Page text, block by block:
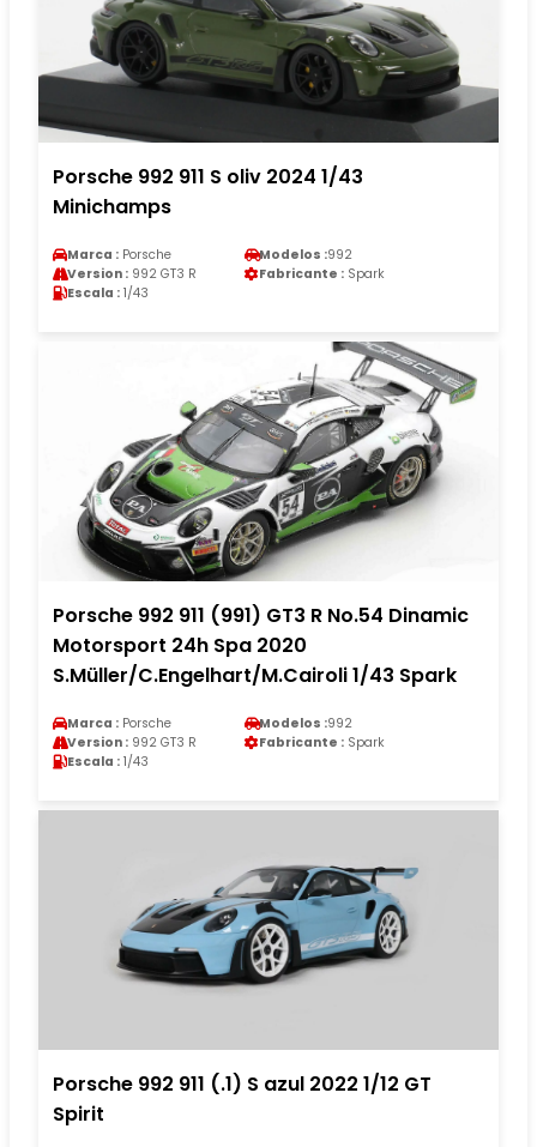
Porsche 992 911 S oliv 2024 1/43
Minichamps
Marca : Porsche Modelos :992
Version : 992 GT3 R Fabricante : Spark
Escala : 1/43
Porsche 992 911 (991) GT3 R No.54 Dinamic
Motorsport 24h Spa 2020
S.Müller/C.Engelhart/M.Cairoli 1/43 Spark
Marca : Porsche Modelos :992
Version : 992 GT3 R Fabricante : Spark
Escala : 1/43
Porsche 992 911 (.1) S azul 2022 1/12 GT
Spirit